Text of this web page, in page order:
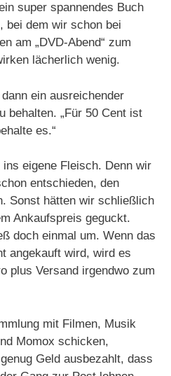
super spannendes Buch
bei dem wir schon bei
am „DVD-Abend“ zum
lächerlich wenig.
ein ausreichender
behalten. „Für 50 Cent ist
es.“
eigene Fleisch. Denn wir
entschieden, den
Sonst hätten wir schließlich
Ankaufspreis geguckt.
doch einmal um. Wenn das
angekauft wird, wird es
plus Versand irgendwo zum
mit Filmen, Musik
Momox schicken,
Geld ausbezahlt, dass